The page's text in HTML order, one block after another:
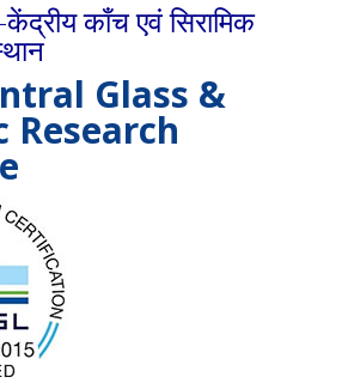
काँच एवं सिरामिक
Glass &
Research